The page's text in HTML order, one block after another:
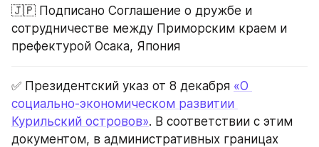
🇯🇵 Подписано Соглашение о дружбе и
сотрудничестве между Приморским краем и
префектурой Осака, Япония
✅ Президентский указ от 8 декабря «О
социально-экономическом развитии
Курильский островов». В соответствии с этим
документом, в административных границах